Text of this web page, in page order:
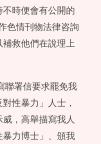
不時便會有公開的
色情刊物法律咨詢
救他們在說理上
聯署信要求罷免我
性暴力」人士，
，高舉描寫我人
力博士」、頒我